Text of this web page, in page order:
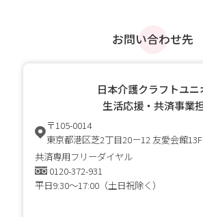
お問い合わせ先
日本介護クラフトユニ
生活応援・共済事業
〒105-0014
東京都港区芝2丁目20－12 友愛会館13F
共済専用フリーダイヤル
0120-372-931
平日9:30～17:00（土日祝除く）